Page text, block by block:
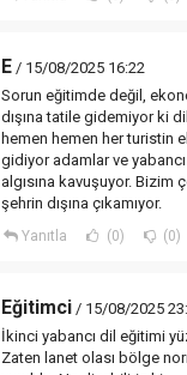
E / 15/08/2025 16:22
Sorun eğitimde değil,
dışına tatile gidemiyor ki
hemen hemen her turistin
gidiyor adamlar ve
algısına kavuşuyor. Bizim
şehrin dışına çıkamıyor.
Yanıtla (0) (0)
Eğitimci / 15/08/2025
İkinci yabancı dil eğitimi
Zaten lanet olası bölge